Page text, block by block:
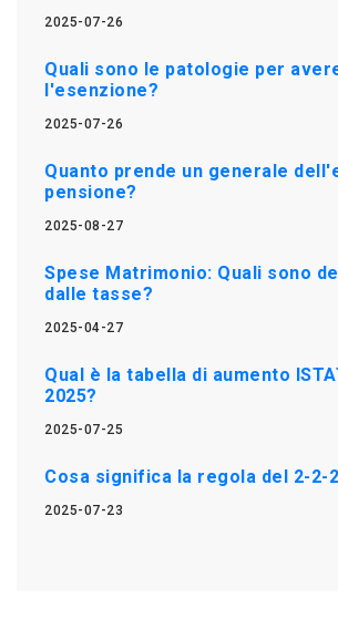
2025-07-26
Quali sono le patologie per
l'esenzione?
2025-07-26
Quanto prende un generale
pensione?
2025-08-27
Spese Matrimonio: Quali sono
dalle tasse?
2025-04-27
Qual è la tabella di aumento
2025?
2025-07-25
Cosa significa la regola del 2-2-
2025-07-23